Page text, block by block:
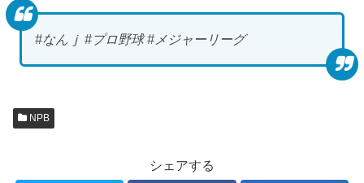
#なんｊ #プロ野球 #メジャーリーグ
NPB
シェアする